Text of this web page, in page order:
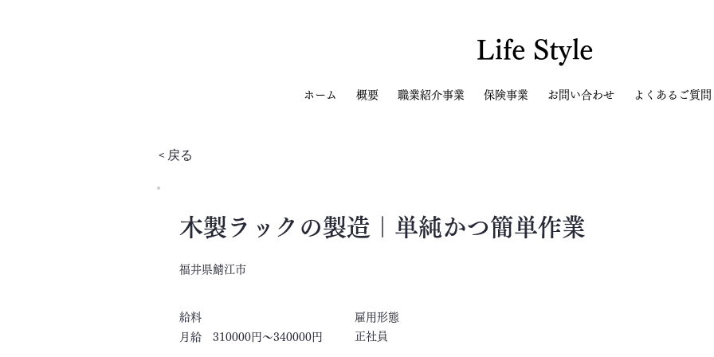
Life Style
ホーム 概要 職業紹介事業 保険事業 お問い合わせ よくあるご質問
< 戻る
木製ラックの製造｜単純かつ簡単作業
福井県鯖江市
​給料
​雇用形態
月給 310000円～340000円
正社員